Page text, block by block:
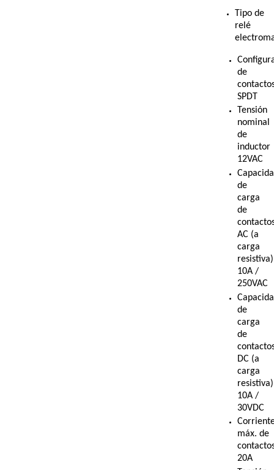
Tipo de
relé
de
SPDT
Tensión
nominal
de
inductor
12VAC
de
carga
de
AC (a
carga
resistiva)
10A /
250VAC
de
carga
de
DC (a
carga
resistiva)
10A /
30VDC
máx. de
20A